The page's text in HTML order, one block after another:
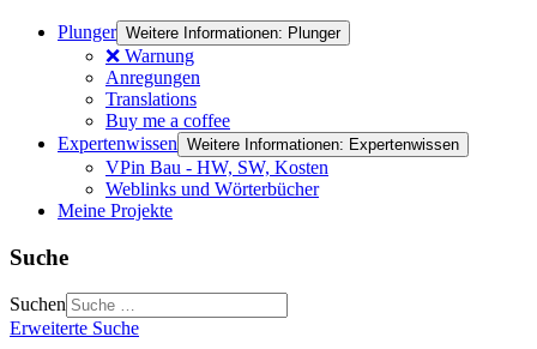
Plunger Weitere Informationen: Plunger
❌ Warnung
Anregungen
Translations
Buy me a coffee
Expertenwissen Weitere Informationen: Expertenwissen
VPin Bau - HW, SW, Kosten
Weblinks und Wörterbücher
Meine Projekte
Suche
Suchen
Erweiterte Suche